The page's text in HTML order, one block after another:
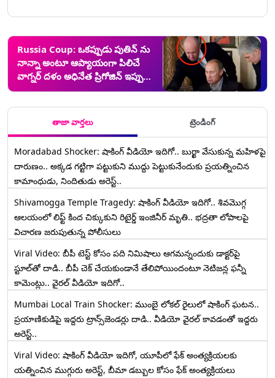
Russia Coup: ఒకప్పుడు పుతిన్ ను
నాన్నా అంటూ ఆప్యాయంగా పిలిచే
వాగ్నర్ దళం అధినేత ప్రిగోజిన్ ఇప్పుడు
తిరుగుబాటు ఎందుకు చేశాడు..అంత
తాజా వార్తలు ట్రెండింగ్
Moradabad Shocker: షాకింగ్ వీడియో ఇదిగో.. బుర్ఖా వేసుకున్న మహిళపై
దారుణం.. అక్కడ గట్టిగా పట్టుకుని ముద్దు పెట్టుకునేందుకు ప్రయత్నించిన
కామాంధుడు, నిందితుడు అరెస్ట్..
Shivamogga Temple Tragedy: షాకింగ్ వీడియో ఇదిగో.. శివమొగ్గ
ఆలయంలో లిఫ్ట్ కింద చిక్కుకుని రిటైర్డ్ ఇంజినీర్ మృతి.. భద్రతా లోపాలపై
విచారణ జరుపుతున్న పోలీసులు
Viral Video: బీపీ టెస్ట్‌ కోసం పది నిమిషాలు ఆగమన్నందుకు డాక్టర్‌పై
స్టూల్‌తో దాడి.. బీపీ చెక్ చేయకుండానే తేలిపోయిందంటూ నెటిజన్ల ఫన్నీ
కామెంట్లు.. వైరల్ వీడియో ఇదిగో..
Mumbai Local Train Shocker: ముంబై లోకల్ రైలులో షాకింగ్ ఘటన..
ప్రయాణికుడిపై ఇద్దరు ట్రాన్స్‌జెండర్లు దాడి.. వీడియో వైరల్ కావడంతో ఇద్దరు
అరెస్ట్..
Viral Video: షాకింగ్ వీడియో ఇదిగో, యూపీలో ఫేక్ అంత్యక్రియలకు
యత్నించిన ముగ్గురు అరెస్ట్, బీమా డబ్బుల కోసం ఫేక్ అంత్యక్రియలు